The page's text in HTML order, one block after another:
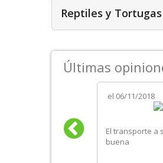
Reptiles y Tortugas
Últimas
de productos
el 06/11/2018
El transporte a
buena